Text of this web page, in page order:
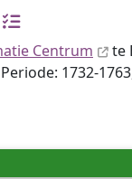
Centrum
te
1732-